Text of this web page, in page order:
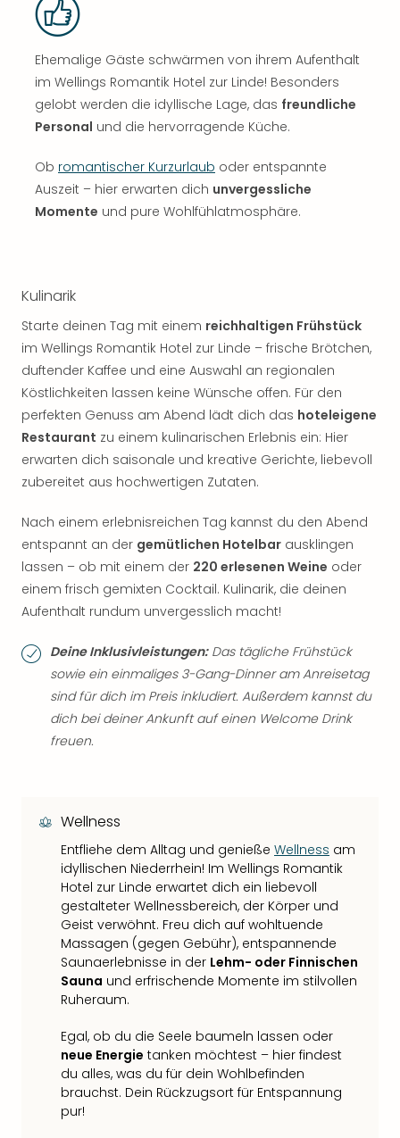
Ehemalige Gäste schwärmen von ihrem Aufenthalt
im Wellings Romantik Hotel zur Linde! Besonders
gelobt werden die idyllische Lage, das freundliche
Personal und die hervorragende Küche.
Ob romantischer Kurzurlaub oder entspannte
Auszeit – hier erwarten dich unvergessliche
Momente und pure Wohlfühlatmosphäre.
Kulinarik
Starte deinen Tag mit einem reichhaltigen Frühstück
im Wellings Romantik Hotel zur Linde – frische Brötchen,
duftender Kaffee und eine Auswahl an regionalen
Köstlichkeiten lassen keine Wünsche offen. Für den
perfekten Genuss am Abend lädt dich das hoteleigene
Restaurant zu einem kulinarischen Erlebnis ein: Hier
erwarten dich saisonale und kreative Gerichte, liebevoll
zubereitet aus hochwertigen Zutaten.
Nach einem erlebnisreichen Tag kannst du den Abend
entspannt an der gemütlichen Hotelbar ausklingen
lassen – ob mit einem der 220 erlesenen Weine oder
einem frisch gemixten Cocktail. Kulinarik, die deinen
Aufenthalt rundum unvergesslich macht!
Deine Inklusivleistungen:Das tägliche Frühstück
sowie ein einmaliges 3-Gang-Dinner am Anreisetag
sind für dich im Preis inkludiert. Außerdem kannst du
dich bei deiner Ankunft auf einen Welcome Drink
freuen.
Wellness
Entfliehe dem Alltag und genieße Wellness am
idyllischen Niederrhein! Im Wellings Romantik
Hotel zur Linde erwartet dich ein liebevoll
gestalteter Wellnessbereich, der Körper und
Geist verwöhnt. Freu dich auf wohltuende
Massagen (gegen Gebühr), entspannende
Saunaerlebnisse in der Lehm- oder Finnischen
Sauna und erfrischende Momente im stilvollen
Ruheraum.
Egal, ob du die Seele baumeln lassen oder
neue Energie tanken möchtest – hier findest
du alles, was du für dein Wohlbefinden
brauchst. Dein Rückzugsort für Entspannung
pur!